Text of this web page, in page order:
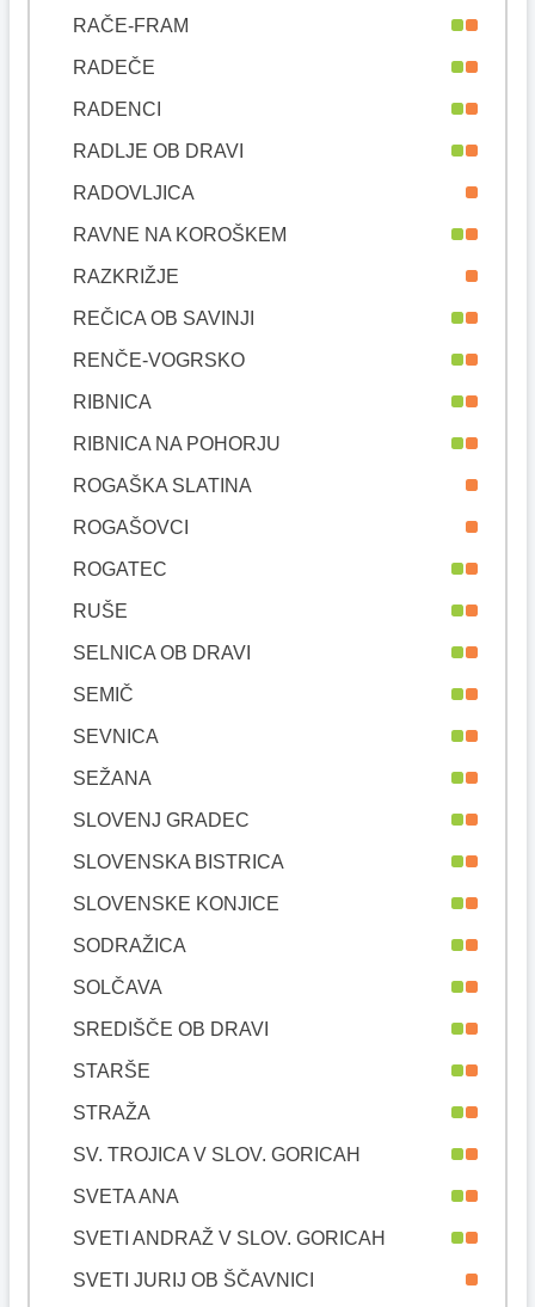
RAČE-FRAM
RADEČE
RADENCI
RADLJE OB DRAVI
RADOVLJICA
RAVNE NA KOROŠKEM
RAZKRIŽJE
REČICA OB SAVINJI
RENČE-VOGRSKO
RIBNICA
RIBNICA NA POHORJU
ROGAŠKA SLATINA
ROGAŠOVCI
ROGATEC
RUŠE
SELNICA OB DRAVI
SEMIČ
SEVNICA
SEŽANA
SLOVENJ GRADEC
SLOVENSKA BISTRICA
SLOVENSKE KONJICE
SODRAŽICA
SOLČAVA
SREDIŠČE OB DRAVI
STARŠE
STRAŽA
SV. TROJICA V SLOV. GORICAH
SVETA ANA
SVETI ANDRAŽ V SLOV. GORICAH
SVETI JURIJ OB ŠČAVNICI